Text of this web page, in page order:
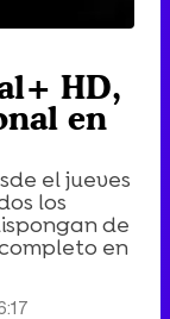
HD,
en
el jueves
los
de
en